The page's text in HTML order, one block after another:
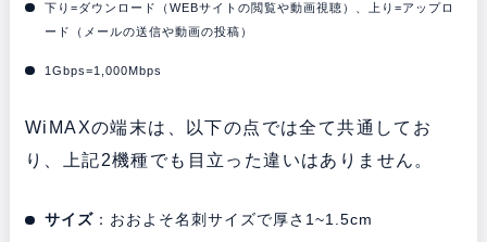
下り=ダウンロード（WEBサイトの閲覧や動画視聴）、上り=アップロ
ード（メールの送信や動画の投稿）
1Gbps=1,000Mbps
WiMAXの端末は、以下の点では全て共通してお
り、上記2機種でも目立った違いはありません。
サイズ ：おおよそ名刺サイズで厚さ1~1.5cm